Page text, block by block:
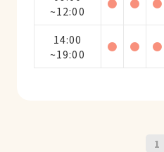
~12:00
● ● ●
14:00
~19:00
● ● ●
1